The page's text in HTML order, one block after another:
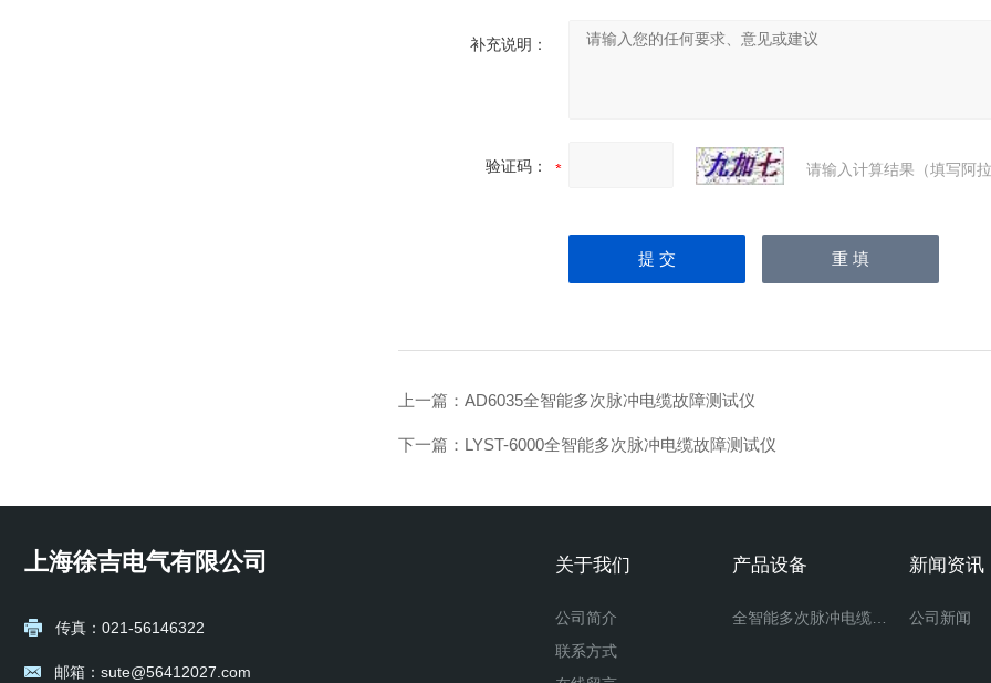
补充说明：
验证码： 请输入计算结果（填写阿
上一篇： AD6035全智能多次脉冲电缆故障测试仪
下一篇： LYST-6000全智能多次脉冲电缆故障测试仪
上海徐吉电气有限公司
传真：021-56146322
邮箱：sute@56412027.com
关于我们
公司简介
联系方式
产品设备 新闻资讯
公司新闻